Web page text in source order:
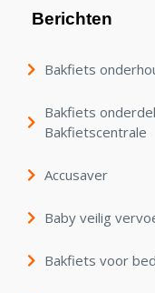
Berichten
Bakfiets
Bakfiets
Bakfietscentrale
Accusaver
Baby veilig
Bakfiets voor